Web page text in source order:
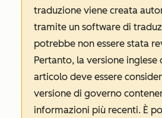
traduzione viene creata
tramite un software di
potrebbe non essere stata
Pertanto, la versione inglese
articolo deve essere
versione di governo
informazioni più recenti. È